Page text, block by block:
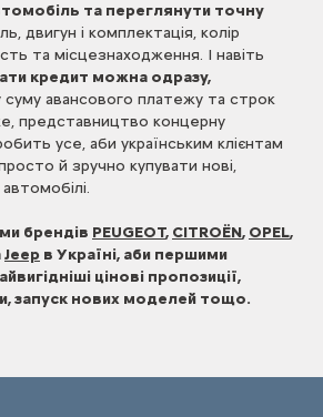
та переглянути точну
двигун і комплектація, колір
та місцезнаходження. І навіть
кредит можна одразу,
авансового платежу та строк
представництво концерну
усе, аби українським клієнтам
й зручно купувати нові,
брендів PEUGEOT, CITROËN, OPEL,
Jeep в Україні, аби першими
цінові пропозиції,
запуск нових моделей тощо.